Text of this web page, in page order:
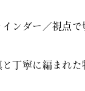
インダー／視点で
丁寧に編まれた